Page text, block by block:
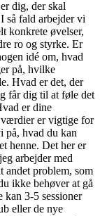
dig, der skal
så fald arbejder vi
konkrete øvelser,
ro og styrke. Er
idé om, hvad
på, hvilke
Hvad er det, der
får dig til at føle det
er dine
værdier er vigtige for
på, hvad du kan
henne. Det her er
arbejder med
andet problem, som
ikke behøver at gå
3-5 sessioner
eller de nye